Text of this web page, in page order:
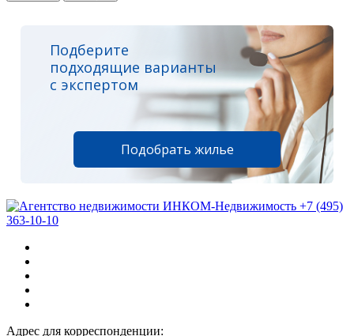
Подберите
подходящие варианты
с экспертом
Подобрать жилье
+7 (495)
363-10-10
Адрес для корреспонденции: